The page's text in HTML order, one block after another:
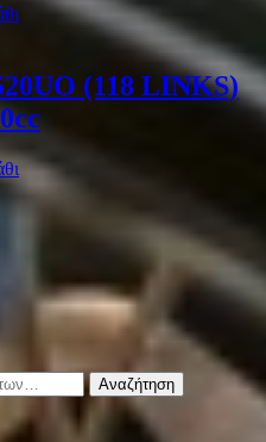
(118 LINKS)
Αναζήτηση